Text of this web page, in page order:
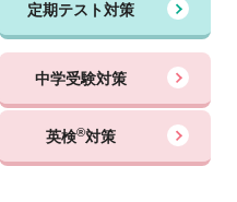
定期テスト対策
中学受験対策
英検®対策